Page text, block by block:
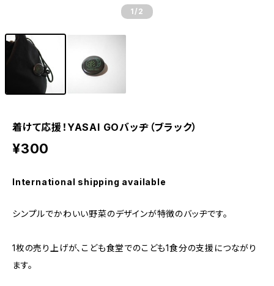
1 /2
着けて応援！YASAI GOバッヂ（ブラック）
¥300
International shipping available
シンプルでかわいい野菜のデザインが特徴のバッヂです。
1枚の売り上げが、こども食堂でのこども1食分の支援につながり
ます。